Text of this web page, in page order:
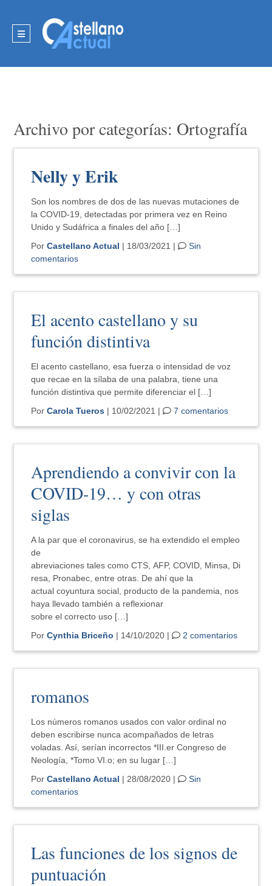
Archivo por categorías: Ortografía
Nelly y Erik
Son los nombres de dos de las nuevas mutaciones de
la COVID-19, detectadas por primera vez en Reino
Unido y Sudáfrica a finales del año […]
PorCastellano Actual | 18/03/2021 |
Sin
comentarios
El acento castellano y su
función distintiva
El acento castellano, esa fuerza o intensidad de voz
que recae en la sílaba de una palabra, tiene una
función distintiva que permite diferenciar el […]
PorCarola Tueros | 10/02/2021 | 7 comentarios
Aprendiendo a convivir con la
COVID-19… y con otras
siglas
A la par que el coronavirus, se ha extendido el empleo
de
abreviaciones tales como CTS, AFP, COVID, Minsa, Di
resa, Pronabec, entre otras. De ahí que la
actual coyuntura social, producto de la pandemia, nos
haya llevado también a reflexionar
sobre el correcto uso […]
PorCynthia Briceño | 14/10/2020 | 2 comentarios
romanos
Los números romanos usados con valor ordinal no
deben escribirse nunca acompañados de letras
voladas. Así, serían incorrectos *III.er Congreso de
Neología, *Tomo VI.o; en su lugar […]
PorCastellano Actual | 28/08/2020 |
Sin
comentarios
Las funciones de los signos de
puntuación